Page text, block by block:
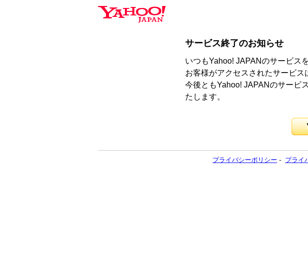
サービス終了のお知らせ
いつもYahoo! JAPANのサービス
お客様がアクセスされたサービス
今後ともYahoo! JAPANのサービ
たします。
プライバシーポリシー - プライ